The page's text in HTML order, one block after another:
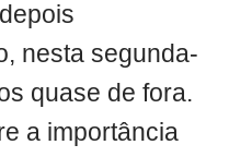
nesta segunda-
quase de fora.
a importância